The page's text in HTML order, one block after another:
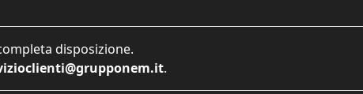
disposizione.
.